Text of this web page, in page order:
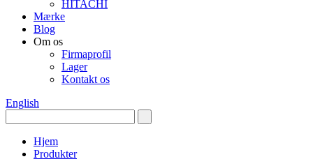
HITACHI
Mærke
Blog
Om os
Firmaprofil
Lager
Kontakt os
English
Hjem
Produkter